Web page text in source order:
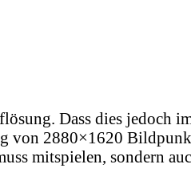
Dass dies jedoch
2880×1620
mitspielen, sondern